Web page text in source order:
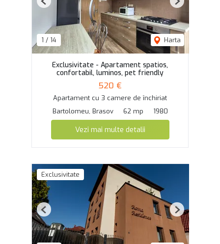
1 / 14 Harta
Previous Next
Exclusivitate - Apartament spatios,
confortabil, luminos, pet friendly
520 €
Apartament cu 3 camere de închiriat
Bartolomeu, Brasov
62 mp 1980
Vezi mai multe detalii
Exclusivitate
Previous Next